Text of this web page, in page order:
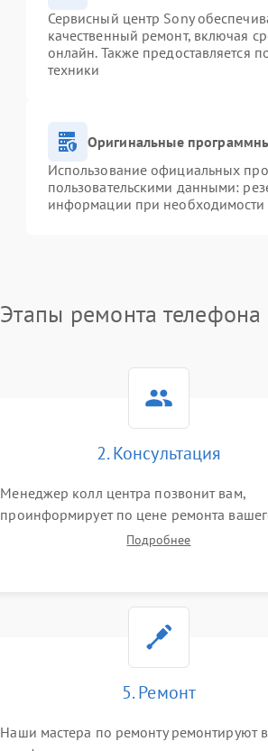
Сервисный центр Sony
качественный ремонт, включая
онлайн. Также предоставляется
техники
Оригинальные
Использование официальных
пользовательскими данными:
информации при необходимости
Этапы ремонта телефона
2. Консультация
Менеджер колл центра позвонит вам,
проинформирует по цене ремонта
телефона а также ответит на все ваши
Подробнее
5. Ремонт
Наши мастера по ремонту ремонтируют